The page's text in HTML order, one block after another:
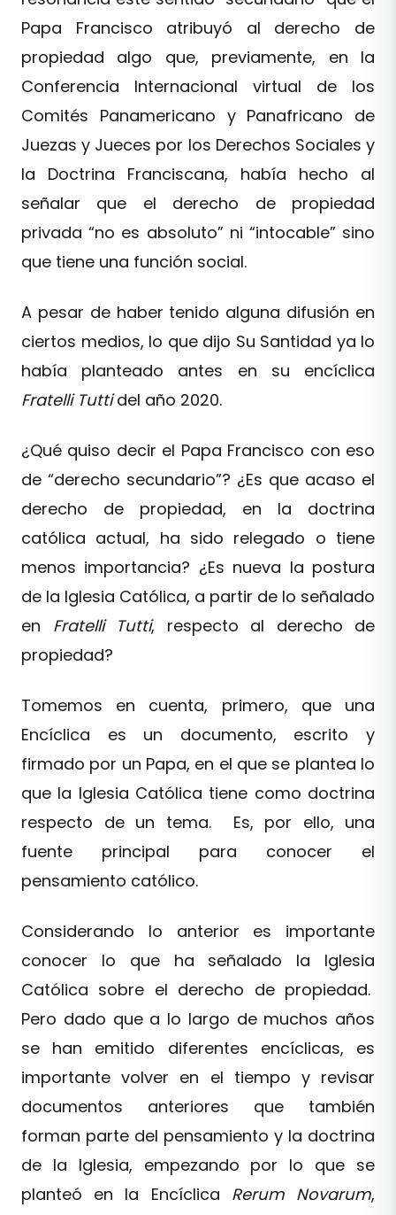
Papa Francisco atribuyó al derecho de
propiedad algo que, previamente, en la
Conferencia Internacional virtual de los
Comités Panamericano y Panafricano de
Juezas y Jueces por los Derechos Sociales y
la Doctrina Franciscana, había hecho al
señalar que el derecho de propiedad
privada “no es absoluto” ni “intocable” sino
que tiene una función social.
A pesar de haber tenido alguna difusión en
ciertos medios, lo que dijo Su Santidad ya lo
había planteado antes en su encíclica
Fratelli Tuttidel año 2020.
¿Qué quiso decir el Papa Francisco con eso
de “derecho secundario”? ¿Es que acaso el
derecho de propiedad, en la doctrina
católica actual, ha sido relegado o tiene
menos importancia? ¿Es nueva la postura
de la Iglesia Católica, a partir de lo señalado
en Fratelli Tutti, respecto al derecho de
propiedad?
Tomemos en cuenta, primero, que una
Encíclica es un documento, escrito y
firmado por un Papa, en el que se plantea lo
que la Iglesia Católica tiene como doctrina
respecto de un tema. Es, por ello, una
fuente principal para conocer el
pensamiento católico.
Considerando lo anterior es importante
conocer lo que ha señalado la Iglesia
Católica sobre el derecho de propiedad.
Pero dado que a lo largo de muchos años
se han emitido diferentes encíclicas, es
importante volver en el tiempo y revisar
documentos anteriores que también
forman parte del pensamiento y la doctrina
de la Iglesia, empezando por lo que se
planteó en la Encíclica Rerum Novarum,